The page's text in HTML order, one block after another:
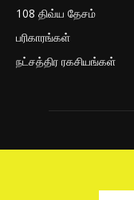
108 திவ்ய தேசம்
பரிகாரங்கள்
நட்சத்திர ரகசியங்கள்